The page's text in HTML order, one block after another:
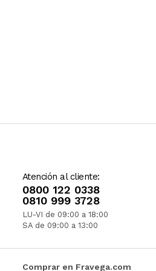
Atención al cliente:
0800 122 0338
0810 999 3728
LU-VI de 09:00 a 18:00
SA de 09:00 a 13:00
Comprar en Fravega.com